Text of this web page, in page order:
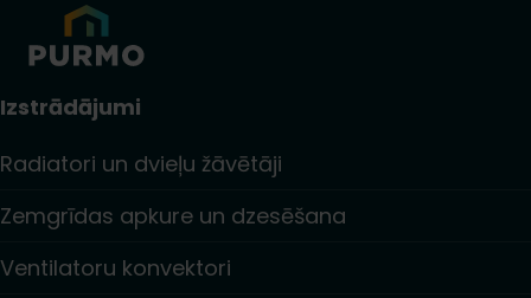
Izstrādājumi
Radiatori un dvieļu žāvētāji
Zemgrīdas apkure un dzesēšana
Ventilatoru konvektori